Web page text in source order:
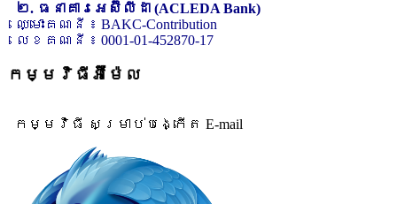
២. ធនាគារអេស៊ីលីដា (ACLEDA Bank)
ឈ្មោះគណនី ៖ BAKC-Contribution
លេខគណនី ៖ 0001-01-452870-17
កម្មវិធីអ៊ីម៉ែល
កម្មវិធី សម្រាប់បង្កើត E-mail